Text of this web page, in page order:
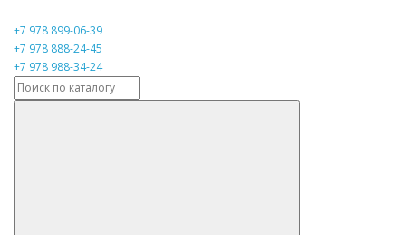
+7 978 899-06-39
+7 978 888-24-45
+7 978 988-34-24